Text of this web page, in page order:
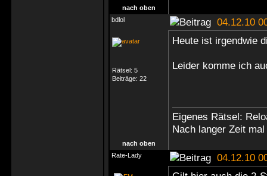
nach oben
bdlol
04.12.10
Rätsel: 5
Beiträge: 22
Heute ist irgendwie
Leider komme ich
Eigenes Rätsel:
Nach langer Zeit
nach oben
Rate-Lady
04.12.10